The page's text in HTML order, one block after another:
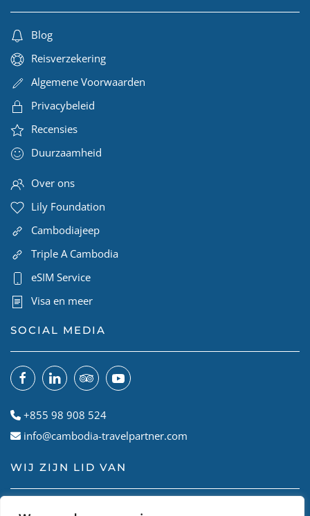
Blog
Reisverzekering
Algemene Voorwaarden
Privacybeleid
Recensies
Duurzaamheid
Over ons
Lily Foundation
Cambodiajeep
Triple A Cambodia
eSIM Service
Visa en meer
SOCIAL MEDIA
+855 98 908 524
info@cambodia-travelpartner.com
WIJ ZIJN LID VAN